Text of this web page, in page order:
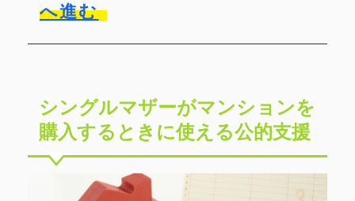
へ進む
シングルマザーがマンションを
購入するときに使える公的支援